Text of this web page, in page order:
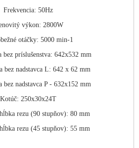
Frekvencia: 50Hz
výkon: 2800W
otáčky: 5000 min-1
bez príslušenstva: 642x532 mm
bez nadstavca L: 642 x 62 mm
bez nadstavca P - 632x152 mm
Kotúč: 250x30x24T
rezu (90 stupňov): 80 mm
rezu (45 stupňov): 55 mm